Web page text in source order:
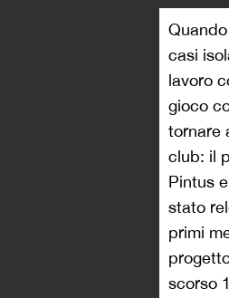
casi
lavoro
gioco
tornare
club: il
Pintus
stato
primi
scorso